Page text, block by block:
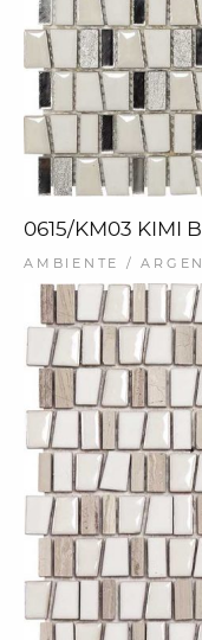
0615/KM03 KIMI
AMBIENTE /